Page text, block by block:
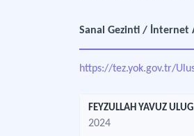
Sanal Gezinti / İnternet
https://tez.yok.gov.tr/
FEYZULLAH YAVUZ
2024